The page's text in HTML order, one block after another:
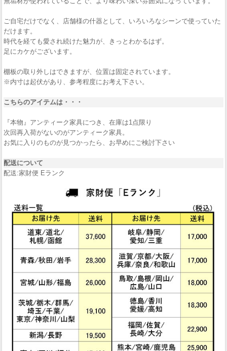
ご自宅だけでなく、店舗様の什器として、いろいろなシーンで使っていた
だけます。
時代を経ても愛され続けた魅力が、きっとわかるはず。
足にカケがございます。
棚板の取り外しはできますが、位置は固定されています。
※内寸は起伏があり、参考程度にお考え下さい。
こちらのアイテムは・・・
『本物』アンティーク家具につき、在庫は1点限り
次回再入荷がないのがアンティーク家具。
お気に入りのものが見つかったら、お早めにご検討下さい
配送について
配送:家財便 Eランク